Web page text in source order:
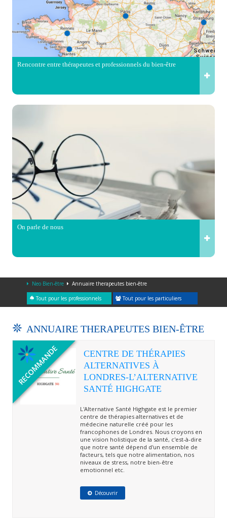
Rencontre entre thérapeutes et professionnels du bien-être
On parle de nous
Neo Bien-être Annuaire therapeutes bien-être
Tout pour les professionnels Tout pour les particuliers
ANNUAIRE THERAPEUTES BIEN-ÊTRE
CENTRE DE THÉRAPIES
ALTERNATIVES À
LONDRES-L’ALTERNATIVE
SANTÉ HIGHGATE
L'Alternative Santé Highgate est le premier
centre de thérapies alternatives et de
médecine naturelle créé pour les
francophones de Londres. Nous croyons en
une vision holistique de la santé, c'est-à-dire
que notre santé dépend d'un ensemble de
facteurs, tels que notre alimentation, nos
niveaux de stress, notre bien-être
emotionnel etc.
Découvrir